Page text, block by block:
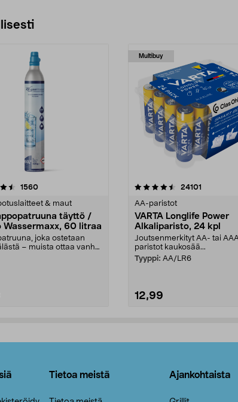
1560arvostelut
& maut
täyttö /
Wassermaxx, 60 litraa
joka ostetaan
– muista ottaa vanha
Multibuy
4.5viidestä
24101
AA-paristot
VARTA Longlife Power
Alkaliparisto, 24 kpl
Joutsenmerkityt AA- tai
paristot kaukosää...
Tyyppi: AA/LR6
12,99
4.5viidestä
Tietoa meistä Ajankohtaista